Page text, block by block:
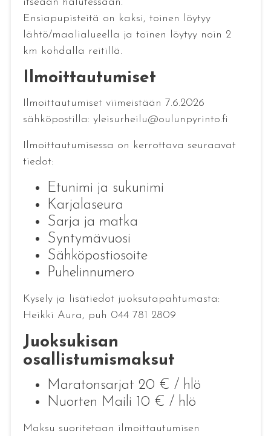
Ensiapupisteitä on kaksi, toinen löytyy
lähtö/maalialueella ja toinen löytyy noin 2
km kohdalla reitillä.
Ilmoittautumiset
Ilmoittautumiset viimeistään 7.6.2026
sähköpostilla: yleisurheilu@oulunpyrinto.fi
Ilmoittautumisessa on kerrottava seuraavat
tiedot:
Etunimi ja sukunimi
Karjalaseura
Sarja ja matka
Syntymävuosi
Sähköpostiosoite
Puhelinnumero
Kysely ja lisätiedot juoksutapahtumasta:
Heikki Aura, puh 044 781 2809
Juoksukisan
osallistumismaksut
Maratonsarjat 20 € / hlö
Nuorten Maili 10 € / hlö
Maksu suoritetaan ilmoittautumisen